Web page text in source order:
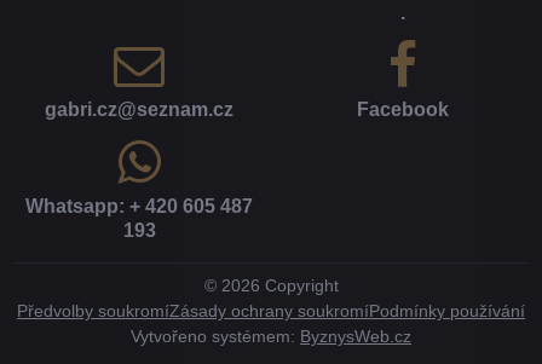
.
gabri​.cz​@seznam​.cz Facebook
Whatsapp: + 420 605 487
193
© 2026 Copyright
Předvolby soukromíZásady ochrany soukromíPodmínky používání
Vytvořeno systémem: ByznysWeb.cz